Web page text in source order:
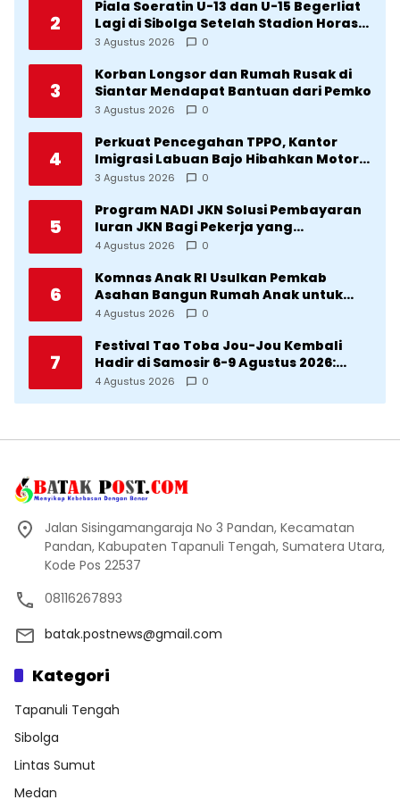
2
Piala Soeratin U-13 dan U-15 Begerliat
Lagi di Sibolga Setelah Stadion Horas
Direvitalisasi Wali Kota
3 Agustus 2026 0
3
Korban Longsor dan Rumah Rusak di
Siantar Mendapat Bantuan dari Pemko
3 Agustus 2026 0
4
Perkuat Pencegahan TPPO, Kantor
Imigrasi Labuan Bajo Hibahkan Motor
Operasional ke Lima Desa di
3 Agustus 2026 0
5
Program NADI JKN Solusi Pembayaran
Iuran JKN Bagi Pekerja yang
Penghasilannya Tidak Tetap
4 Agustus 2026 0
6
Komnas Anak RI Usulkan Pemkab
Asahan Bangun Rumah Anak untuk
Korban Kekerasan
4 Agustus 2026 0
7
Festival Tao Toba Jou-Jou Kembali
Hadir di Samosir 6-9 Agustus 2026:
Datang Saksikan Kemeriahan dan Raih
4 Agustus 2026 0
Jalan Sisingamangaraja No 3 Pandan, Kecamatan
Pandan, Kabupaten Tapanuli Tengah, Sumatera Utara,
Kode Pos 22537
08116267893
batak.postnews@gmail.com
Kategori
Tapanuli Tengah
Sibolga
Lintas Sumut
Medan